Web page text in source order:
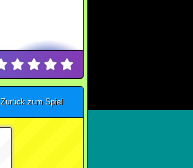
Zurück zum Spiel